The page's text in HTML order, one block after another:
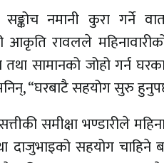
सङ्कोच नमानी कुरा गर्ने
आकृति रावलले
सामानको जोहो गर्न
“घरबाटै सहयोग सुरु
समीक्षा भण्डारीले
दाजुभाइको सहयोग चाहिने